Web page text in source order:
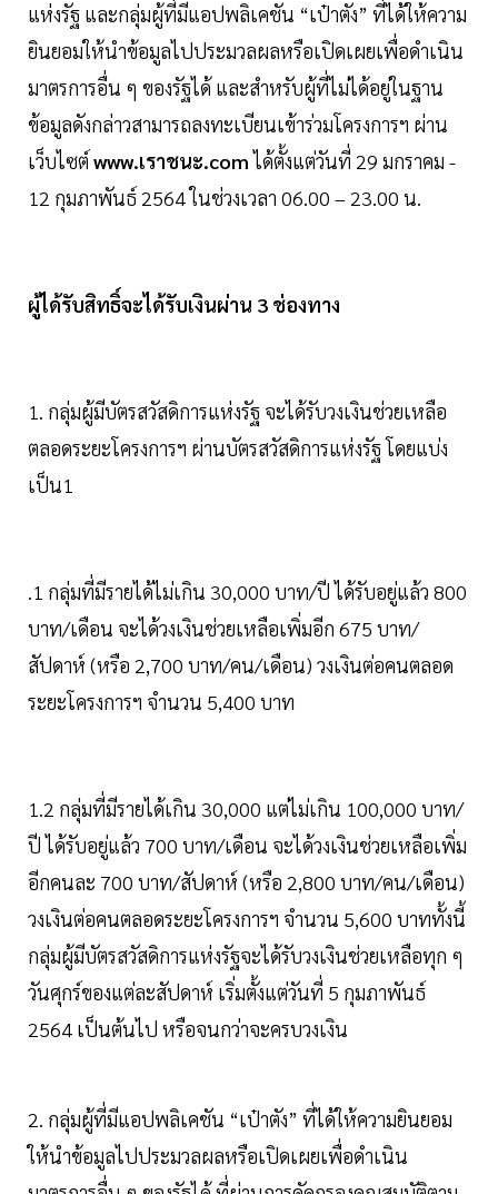
แห่งรัฐ และกลุ่มผู้ที่มีแอปพลิเคชัน “เป๋าตัง” ที่ได้ให้ความ
ยินยอมให้นำข้อมูลไปประมวลผลหรือเปิดเผยเพื่อดำเนิน
มาตรการอื่น ๆ ของรัฐได้ และสำหรับผู้ที่ไม่ได้อยู่ในฐาน
ข้อมูลดังกล่าวสามารถลงทะเบียนเข้าร่วมโครงการฯ ผ่าน
เว็บไซต์ www.เราชนะ.comได้ตั้งแต่วันที่ 29 มกราคม -
12 กุมภาพันธ์ 2564 ในช่วงเวลา 06.00 – 23.00 น.
ผู้ได้รับสิทธิ์จะได้รับเงินผ่าน 3 ช่องทาง
1. กลุ่มผู้มีบัตรสวัสดิการแห่งรัฐ จะได้รับวงเงินช่วยเหลือ
ตลอดระยะโครงการฯ ผ่านบัตรสวัสดิการแห่งรัฐ โดยแบ่ง
เป็น1
.1 กลุ่มที่มีรายได้ไม่เกิน 30,000 บาท/ปี ได้รับอยู่แล้ว 800
บาท/เดือน จะได้วงเงินช่วยเหลือเพิ่มอีก 675 บาท/
สัปดาห์ (หรือ 2,700 บาท/คน/เดือน) วงเงินต่อคนตลอด
ระยะโครงการฯ จำนวน 5,400 บาท
1.2 กลุ่มที่มีรายได้เกิน 30,000 แต่ไม่เกิน 100,000 บาท/
ปี ได้รับอยู่แล้ว 700 บาท/เดือน จะได้วงเงินช่วยเหลือเพิ่ม
อีกคนละ 700 บาท/สัปดาห์ (หรือ 2,800 บาท/คน/เดือน)
วงเงินต่อคนตลอดระยะโครงการฯ จำนวน 5,600 บาททั้งนี้
กลุ่มผู้มีบัตรสวัสดิการแห่งรัฐจะได้รับวงเงินช่วยเหลือทุก ๆ
วันศุกร์ของแต่ละสัปดาห์ เริ่มตั้งแต่วันที่ 5 กุมภาพันธ์
2564 เป็นต้นไป หรือจนกว่าจะครบวงเงิน
2. กลุ่มผู้ที่มีแอปพลิเคชัน “เป๋าตัง” ที่ได้ให้ความยินยอม
ให้นำข้อมูลไปประมวลผลหรือเปิดเผยเพื่อดำเนิน